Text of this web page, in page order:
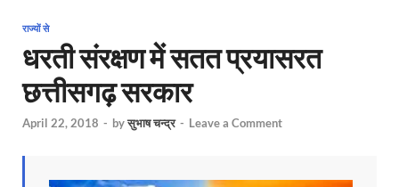
राज्यों से
धरती संरक्षण में सतत प्रयासरत
छत्तीसगढ़ सरकार
April 22, 2018 - byसुभाष चन्द्र - Leave a Comment